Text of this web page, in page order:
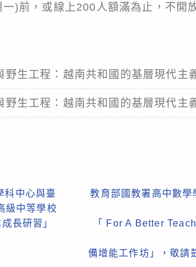
)前，或線上200人額滿為止，不開
生工程：越南共和國的基層現代主
生工程：越南共和國的基層現代主
科中心與臺
級中等學校
長研習」
教育部國教署高中數
「 For A Better
備增能工作坊」，敬請